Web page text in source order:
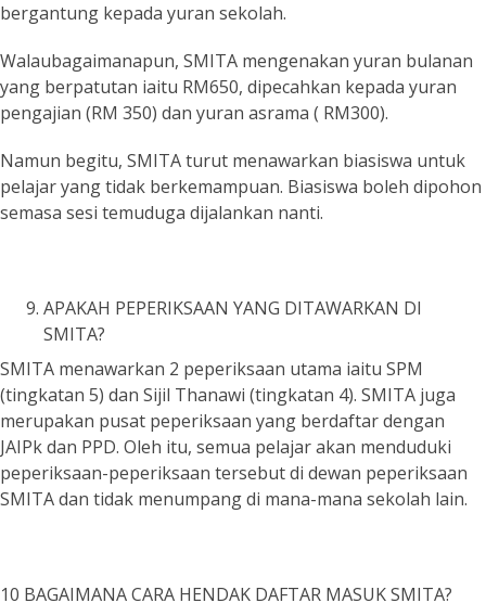
bergantung kepada yuran sekolah.
Walaubagaimanapun, SMITA mengenakan yuran bulanan
yang berpatutan iaitu RM650, dipecahkan kepada yuran
pengajian (RM 350) dan yuran asrama ( RM300).
Namun begitu, SMITA turut menawarkan biasiswa untuk
pelajar yang tidak berkemampuan. Biasiswa boleh dipohon
semasa sesi temuduga dijalankan nanti.
APAKAH PEPERIKSAAN YANG DITAWARKAN DI
SMITA?
SMITA menawarkan 2 peperiksaan utama iaitu SPM
(tingkatan 5) dan Sijil Thanawi (tingkatan 4). SMITA juga
merupakan pusat peperiksaan yang berdaftar dengan
JAIPk dan PPD. Oleh itu, semua pelajar akan menduduki
peperiksaan-peperiksaan tersebut di dewan peperiksaan
SMITA dan tidak menumpang di mana-mana sekolah lain.
10 BAGAIMANA CARA HENDAK DAFTAR MASUK SMITA?